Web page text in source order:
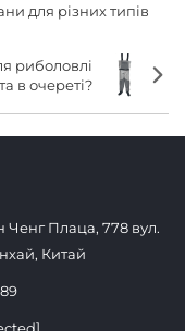
для різних типів
риболовлі
в очереті?
Ченг Плаца, 778 вул.
Китай